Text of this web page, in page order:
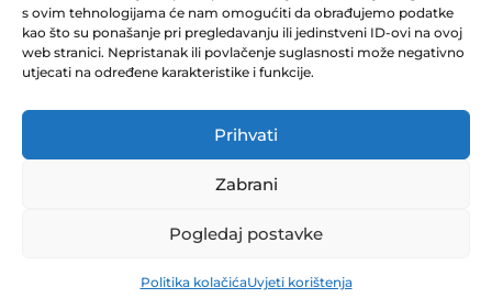
s ovim tehnologijama će nam omogućiti da obrađujemo podatke
kao što su ponašanje pri pregledavanju ili jedinstveni ID-ovi na ovoj
web stranici. Nepristanak ili povlačenje suglasnosti može negativno
utjecati na određene karakteristike i funkcije.
Prihvati
Zabrani
Pogledaj postavke
Politika kolačićaUvjeti korištenja
 prodaja@ledaudio.hr
© LEDAUDIO d.o.o. 2023. Website made by